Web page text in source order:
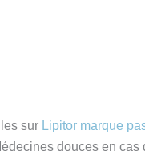
sur Lipitor marque
douces en